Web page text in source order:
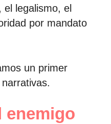
legalismo, el
por mandato
un primer
enemigo